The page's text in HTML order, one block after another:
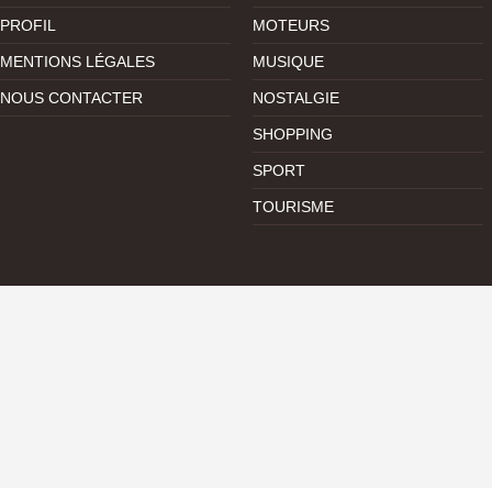
PROFIL
MENTIONS LÉGALES
NOUS CONTACTER
MOTEURS
MUSIQUE
NOSTALGIE
SHOPPING
SPORT
TOURISME